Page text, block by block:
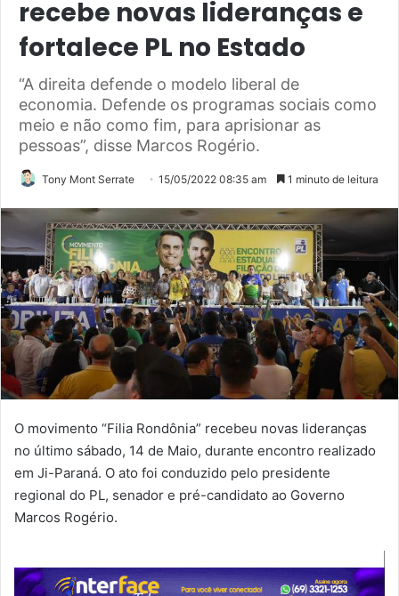
recebe novas lideranças e
fortalece PL no Estado
“A direita defende o modelo liberal de
economia. Defende os programas sociais como
meio e não como fim, para aprisionar as
pessoas”, disse Marcos Rogério.
Tony Mont Serrate 15/05/2022 08:35 am 1 minuto de leitura
O movimento “Filia Rondônia” recebeu novas lideranças
no último sábado, 14 de Maio, durante encontro realizado
em Ji-Paraná. O ato foi conduzido pelo presidente
regional do PL, senador e pré-candidato ao Governo
Marcos Rogério.